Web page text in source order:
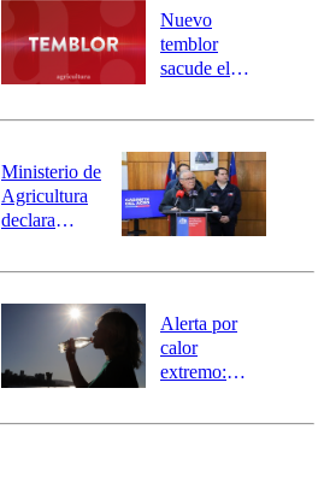
río Damas:
activa
mensajería
SAE
Nuevo
temblor
sacude el
revisa la
epicentro
Ministerio de
Agricultura
declara
agrícola para
Alerta por
calor
extremo:
activa Alerta